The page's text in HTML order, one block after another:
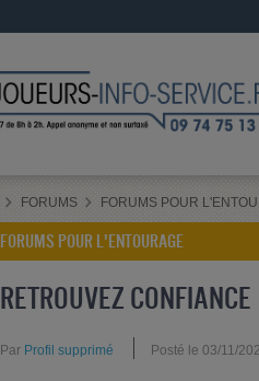
FORUMS FORUMS POUR
FORUMS POUR L'ENTOURAGE
RETROUVEZ CONFIANCE
Par Profil supprimé Posté le 03/11/